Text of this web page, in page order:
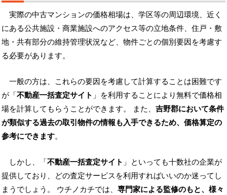
実際の中古マンションの価格相場は、学区等の周辺環境、近く
にある公共施設・商業施設へのアクセス等の立地条件、住戸・敷
地・共有部分の維持管理状況など、物件ごとの個別要因を考慮す
る必要があります。
一般の方は、これらの要因を考慮して計算することは困難です
が「不動産一括査定サイト 」を利用することにより無料で価格相
場を計算してもらうことができます。 また、 吉野郡において条件
が類似する過去の取引物件の情報も入手できるため、価格算定の
参考にできます。
しかし、「不動産一括査定サイト 」といっても十数社の企業が
提供しており、どの査定サービスを利用すればいいのか迷ってし
まうでしょう。 ウチノカチでは、 専門家による監修のもと、様々